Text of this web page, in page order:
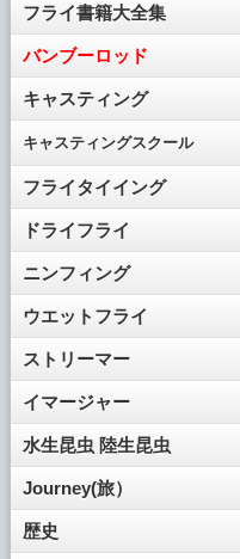
フライ書籍大全集
バンブーロッド
キャスティング
キャスティングスクール
フライタイイング
ドライフライ
ニンフィング
ウエットフライ
ストリーマー
イマージャー
水生昆虫 陸生昆虫
Journey(旅）
歴史